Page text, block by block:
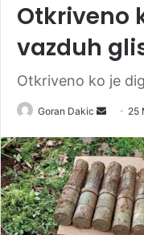
Otkriveno
vazduh
Otkriveno ko je
Goran Dakic
n
d
a
n
e
25